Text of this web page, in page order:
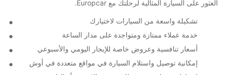
العثور على السيارة المثالية لرحلتك مع Europcar.
تشكيلة واسعة من السيارات لاختيارك
خدمة عملاء ممتازة ومتواجدة على مدار الساعة
أسعار تنافسية وعروض خاصة للإيجار اليومي والأسبوعي
إمكانية توصيل واستلام السيارة في مواقع متعددة في أوش